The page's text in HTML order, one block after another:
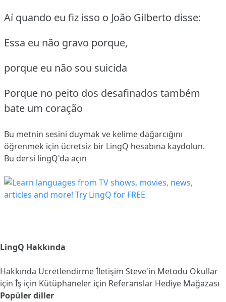
Aí quando eu fiz isso o João Gilberto disse:
Essa eu não gravo porque,
porque eu não sou suicida
Porque no peito dos desafinados também
bate um coração
Bu metnin sesini duymak ve kelime dağarcığını
öğrenmek için ücretsiz bir LingQ hesabına kaydolun.
Bu dersi lingQ'da açın
LingQ Hakkında
Hakkında Ücretlendirmeİletişim Steve'in Metodu Okullar
için İş için Kütüphaneler için Referanslar Hediye Mağazası
Popüler diller